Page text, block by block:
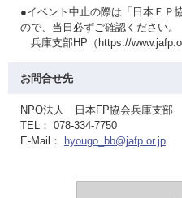
●イベント中止の際は「日本ＦＰ
ので、当日必ずご確認ください。
兵庫支部HP（https://
お問合せ先
NPO法人 日本FP協会兵庫支部
TEL： 078-334-7750
E-Mail：
hyougo_bb@jafp.or.jp